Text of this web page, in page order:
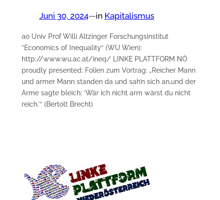
Juni 30, 2024—in Kapitalismus
ao Univ Prof Willi Altzinger Forschungsinstitut
”Economics of Inequality“ (WU Wien):
http://www.wu.ac.at/ineq/ LINKE PLATTFORM NÖ
proudly presented: Folien zum Vortrag: „Reicher Mann
und armer Mann standen da und sah’n sich an,und der
Arme sagte bleich: ‘Wär ich nicht arm wärst du nicht
reich.’“ (Bertolt Brecht)